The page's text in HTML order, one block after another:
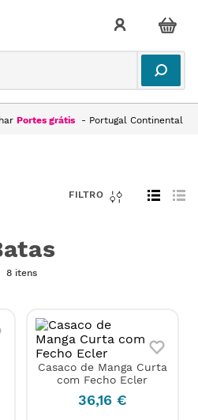
Portes grátis - Portugal Continental
8 itens
Casaco de Manga Curta
com Fecho Ecler
36,16 €